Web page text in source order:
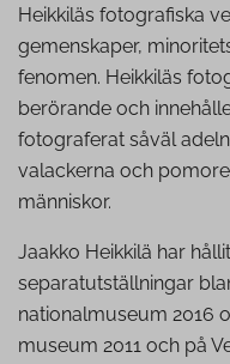
Heikkiläs fotografiska
gemenskaper,
fenomen. Heikkiläs
berörande och
fotograferat såväl
valackerna och
människor.
Jaakko Heikkilä har
separatutställningar
nationalmuseum 2016
museum 2011 och på